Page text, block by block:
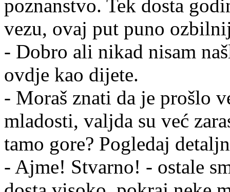
poznanstvo. Tek dosta
vezu, ovaj put puno
- Dobro ali nikad nisam
ovdje kao dijete.
- Moraš znati da je prošlo
mladosti, valjda su već
tamo gore? Pogledaj
- Ajme! Stvarno! - ostale